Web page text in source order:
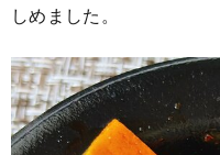
しめました。